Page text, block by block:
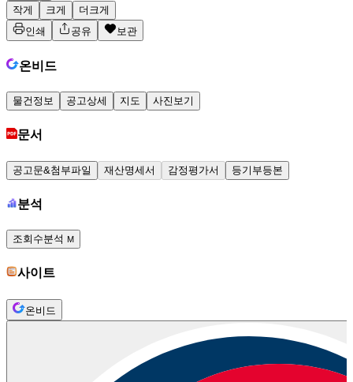
작게
크게
더크게
인쇄
공유 보관
온비드
물건정보 공고상세 지도 사진보기
문서
공고문&첨부파일 재산명세서 감정평가서 등기부등본
분석
조회수분석 M
사이트
온비드